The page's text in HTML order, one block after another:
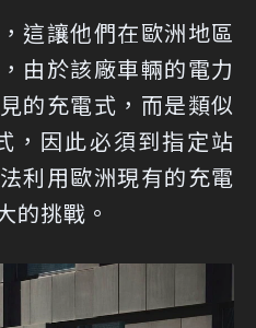
這讓他們在歐洲地區
由於該廠車輛的電力
的充電式，而是類似
，因此必須到指定站
利用歐洲現有的充電
的挑戰。